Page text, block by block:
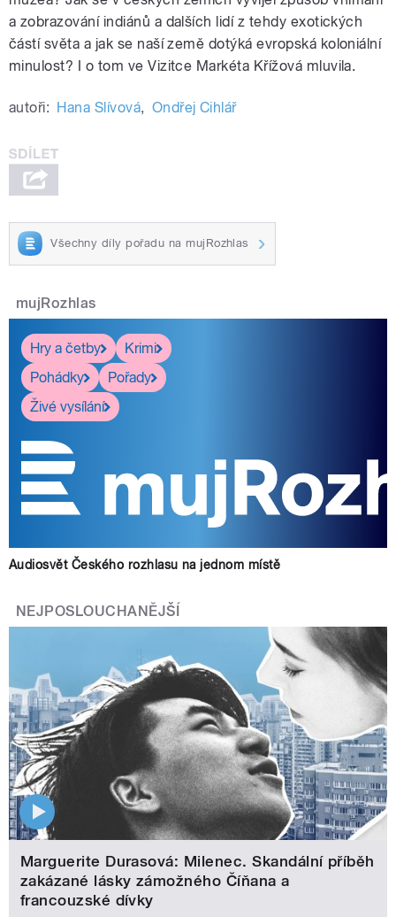
a zobrazování indiánů a dalších lidí z tehdy exotických
částí světa a jak se naší země dotýká evropská koloniální
minulost? I o tom ve Vizitce Markéta Křížová mluvila.
autoři: Hana Slívová, Ondřej Cihlář
Všechny díly pořadu na mujRozhlas
mujRozhlas
Hry a četby
Krimi
Pohádky
Pořady
Živé vysílání
Audiosvět Českého rozhlasu na jednom místě
NEJPOSLOUCHANĚJŠÍ
Marguerite Durasová: Milenec. Skandální příběh
zakázané lásky zámožného Číňana a
francouzské dívky